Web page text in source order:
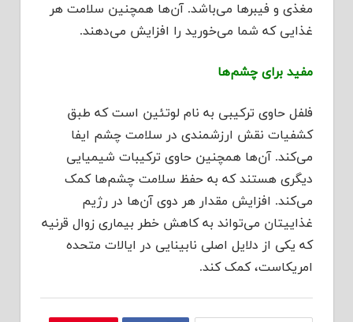
مغذی و فیبرها می‌باشد. آن‌ها همچنین سلامت هر
غذایی که شما می‌خورید را افزایش می‌دهند.
مفید برای چشم‌ها
فلفل حاوی ترکیبی به نام لوتئین است که طبق
کشفیات نقش ارزشمندی در سلامت چشم ایفا
می‌کند. آن‌ها همچنین حاوی ترکیبات شیمیایی
دیگری هستند که به حفظ سلامت چشم‌ها کمک
می‌کند. افزایش مقدار هر دوی آن‌ها در رژیم
غذاییتان می‌تواند به کاهش خطر بیماری زوال قرنیه
که یکی از دلایل اصلی نابینایی در ایالات متحده
امریکاست، کمک کند.